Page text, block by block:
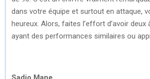
dans votre équipe et surtout en attaque,
heureux. Alors, faites l’effort d’avoir deux
ayant des performances similaires ou